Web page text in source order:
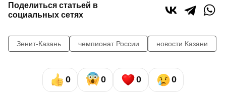
Поделиться статьей в
социальных сетях
Зенит-Казань чемпионат России новости Казани
0 0 0 0